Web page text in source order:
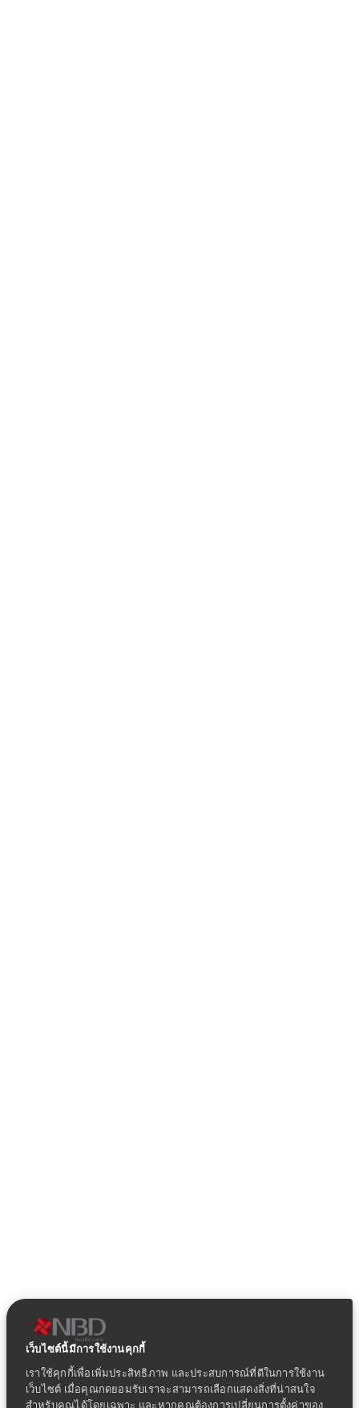
เว็บไซต์นี้มีการใช้งานคุกกี้
เราใช้คุกกี้เพื่อเพิ่มประสิทธิภาพ และประสบการณ์ที่ดีในการใช้งาน
เว็บไซต์ เมื่อคุณกดยอมรับเราจะสามารถเลือกแสดงสิ่งที่น่าสนใจ
สำหรับคุณได้โดยเฉพาะ และหากคุณต้องการเปลี่ยนการตั้งค่าของ